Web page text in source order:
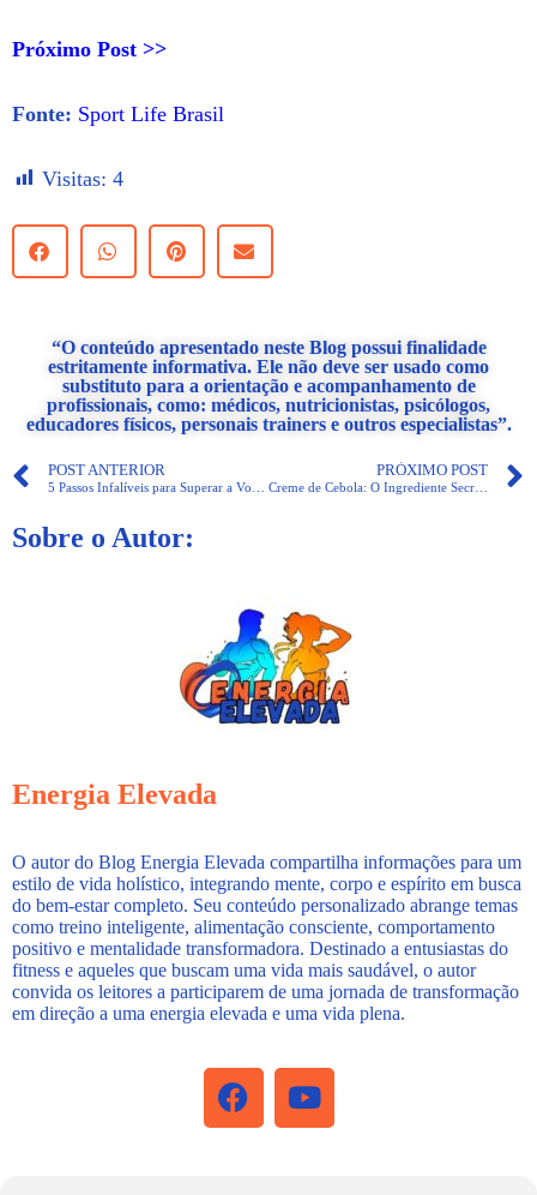
Próximo Post >>
Fonte: Sport Life Brasil
Visitas: 4
“O conteúdo apresentado neste Blog possui finalidade
estritamente informativa. Ele não deve ser usado como
substituto para a orientação e acompanhamento de
profissionais, como: médicos, nutricionistas, psicólogos,
educadores físicos, personais trainers e outros especialistas”.
POST ANTERIOR PRÓXIMO POST
Creme de Cebola: O Ingrediente Secreto para Receitas Saborosas!
Sobre o Autor:
Energia Elevada
O autor do Blog Energia Elevada compartilha informações para um
estilo de vida holístico, integrando mente, corpo e espírito em busca
do bem-estar completo. Seu conteúdo personalizado abrange temas
como treino inteligente, alimentação consciente, comportamento
positivo e mentalidade transformadora. Destinado a entusiastas do
fitness e aqueles que buscam uma vida mais saudável, o autor
convida os leitores a participarem de uma jornada de transformação
em direção a uma energia elevada e uma vida plena.